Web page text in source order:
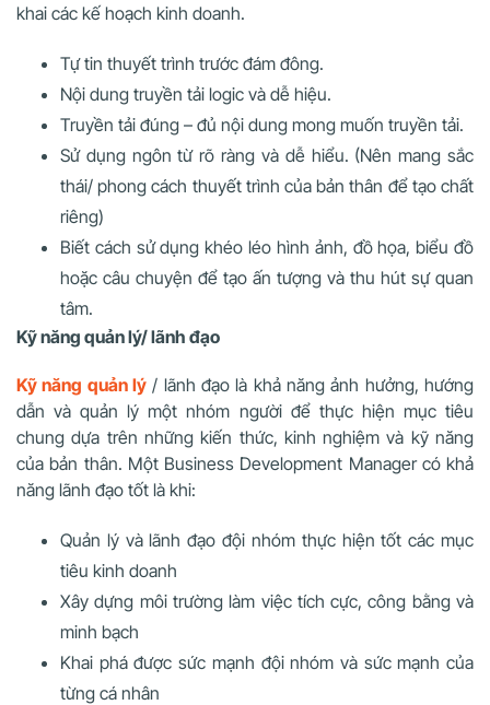
khai các kế hoạch kinh doanh.
Tự tin thuyết trình trước đám đông.
Nội dung truyền tải logic và dễ hiệu.
Truyền tải đúng – đủ nội dung mong muốn truyền tải.
Sử dụng ngôn từ rõ ràng và dễ hiểu. (Nên mang sắc
thái/ phong cách thuyết trình của bản thân để tạo chất
riêng)
Biết cách sử dụng khéo léo hình ảnh, đồ họa, biểu đồ
hoặc câu chuyện để tạo ấn tượng và thu hút sự quan
tâm.
Kỹ năng quản lý/ lãnh đạo
Kỹ năng quản lý / lãnh đạo là khả năng ảnh hưởng, hướng
dẫn và quản lý một nhóm người để thực hiện mục tiêu
chung dựa trên những kiến thức, kinh nghiệm và kỹ năng
của bản thân. Một Business Development Manager có khả
năng lãnh đạo tốt là khi:
Quản lý và lãnh đạo đội nhóm thực hiện tốt các mục
tiêu kinh doanh
Xây dựng môi trường làm việc tích cực, công bằng và
minh bạch
Khai phá được sức mạnh đội nhóm và sức mạnh của
từng cá nhân